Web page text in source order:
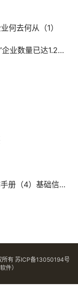
何去何从（1）
数量已达1.2万家
4）基础信息管理
所有 苏ICP备13050194号
件）